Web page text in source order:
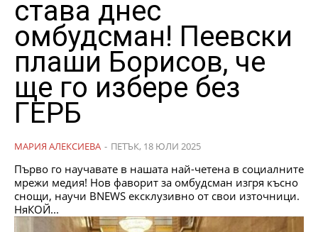
става днес
омбудсман! Пеевски
плаши Борисов, че
ще го избере без
ГЕРБ
МАРИЯ АЛЕКСИЕВА - ПЕТЪК, 18 ЮЛИ 2025
Първо го научавате в нашата най-четена в социалните
мрежи медия! Нов фаворит за омбудсман изгря късно
снощи, научи BNEWS ексклузивно от свои източници.
НяКОЙ...